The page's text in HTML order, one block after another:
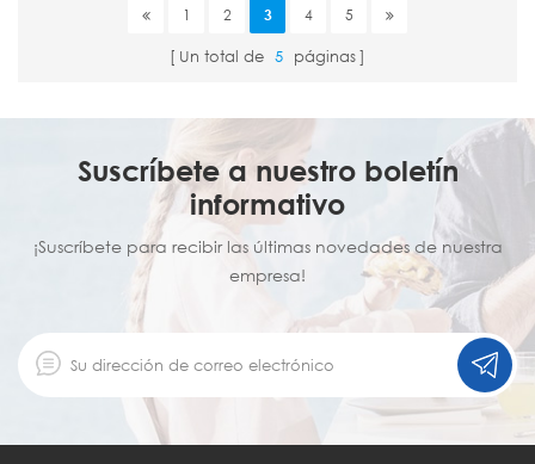
1 2 3 4 5
Un total de 5 páginas
Suscríbete a nuestro boletín
informativo
¡Suscríbete para recibir las últimas novedades de nuestra
empresa!